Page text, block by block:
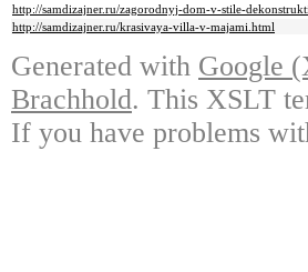
http://samdizajner.ru/zagorodnyj-dom-v-stile-
http://samdizajner.ru/krasivaya-villa-v-majami.html
Generated with Google
Brachhold. This XSLT
If you have problems